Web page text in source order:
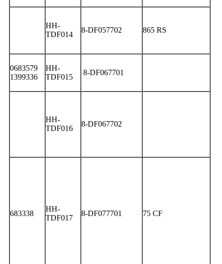
HH-
TDF014
8-DF057702 865 RS
0683579
1399336
HH-
TDF015
8-DF067701
HH-
TDF016
8-DF067702
683338
HH-
TDF017
8-DF077701 75 CF